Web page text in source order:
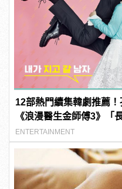
12部熱門續集韓劇推薦
《浪漫醫生金師傅3》「
ENTERTAINMENT